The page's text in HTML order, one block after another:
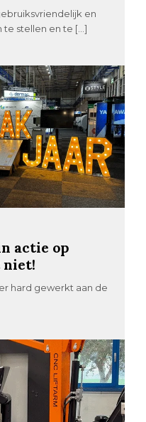
en
te stellen en te […]
actie op
niet!
hard gewerkt aan de